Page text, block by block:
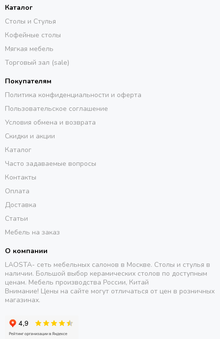
Каталог
Столы и Стулья
Кофейные столы
Мягкая мебель
Торговый зал (sale)
Покупателям
Политика конфиденциальности и оферта
Пользовательское соглашение
Условия обмена и возврата
Скидки и акции
Каталог
Часто задаваемые вопросы
Контакты
Оплата
Доставка
Статьи
Мебель на заказ
О компании
LAOSTA- сеть мебельных салонов в Москве. Столы и стулья в
наличии. Большой выбор керамических столов по доступным
ценам. Мебель производства России, Китай
Внимание! Цены на сайте могут отличаться от цен в розничных
магазинах.